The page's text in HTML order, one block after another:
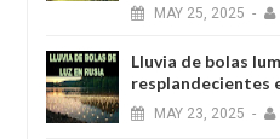
MAY 25, 2025 -
Lluvia de bolas
resplandecientes
MAY 23, 2025 -